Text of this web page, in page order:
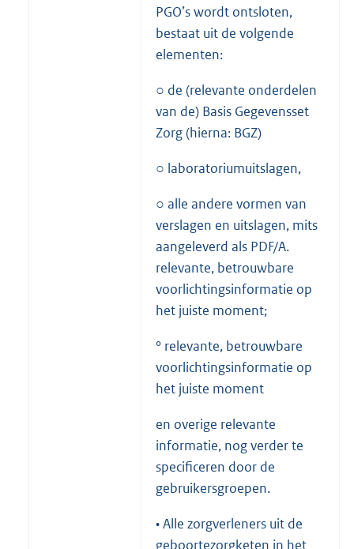
PGO’s wordt ontsloten,
bestaat uit de volgende
elementen:
○ de (relevante onderdelen
van de) Basis Gegevensset
Zorg (hierna: BGZ)
○ laboratoriumuitslagen,
○ alle andere vormen van
verslagen en uitslagen, mits
aangeleverd als PDF/A.
relevante, betrouwbare
voorlichtingsinformatie op
het juiste moment;
° relevante, betrouwbare
voorlichtingsinformatie op
het juiste moment
en overige relevante
informatie, nog verder te
specificeren door de
gebruikersgroepen.
• Alle zorgverleners uit de
geboortezorgketen in het